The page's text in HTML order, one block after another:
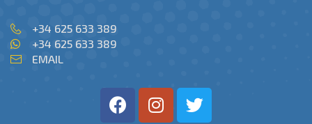
+34 625 633 389
+34 625 633 389
EMAIL